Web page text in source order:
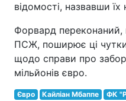
відомості, назвавши
Форвард
ПСЖ, поширює ці
щодо справи про
мільйонів євро.
Євро Кайліан Мбаппе ФК